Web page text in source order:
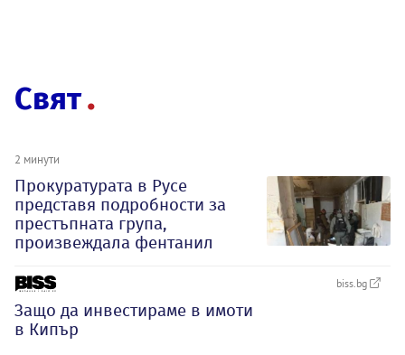
Свят
2 минути
Прокуратурата в Русе
представя подробности за
престъпната група,
произвеждала фентанил
biss.bg
Защо да инвестираме в имоти
в Кипър